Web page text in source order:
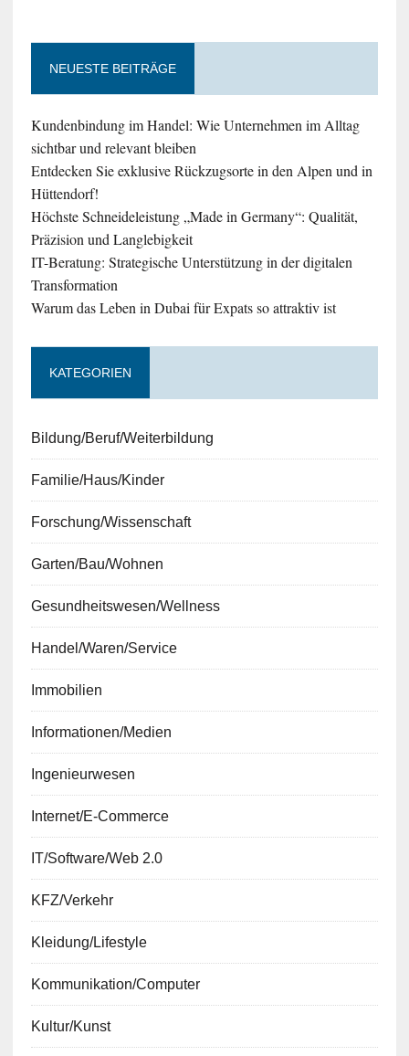
NEUESTE BEITRÄGE
Kundenbindung im Handel: Wie Unternehmen im Alltag
sichtbar und relevant bleiben
Entdecken Sie exklusive Rückzugsorte in den Alpen und in
Hüttendorf!
Höchste Schneideleistung „Made in Germany“: Qualität,
Präzision und Langlebigkeit
IT-Beratung: Strategische Unterstützung in der digitalen
Transformation
Warum das Leben in Dubai für Expats so attraktiv ist
KATEGORIEN
Bildung/Beruf/Weiterbildung
Familie/Haus/Kinder
Forschung/Wissenschaft
Garten/Bau/Wohnen
Gesundheitswesen/Wellness
Handel/Waren/Service
Immobilien
Informationen/Medien
Ingenieurwesen
Internet/E-Commerce
IT/Software/Web 2.0
KFZ/Verkehr
Kleidung/Lifestyle
Kommunikation/Computer
Kultur/Kunst